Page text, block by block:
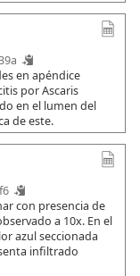
en apéndice
por Ascaris
en el lumen del
de este.
con presencia de
a 10x. En el
azul seccionada
infiltrado